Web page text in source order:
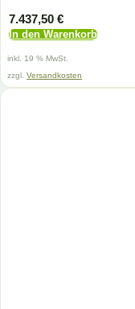
7.437,50 €
In den Warenkorb
inkl. 19 % MwSt.
zzgl. Versandkosten